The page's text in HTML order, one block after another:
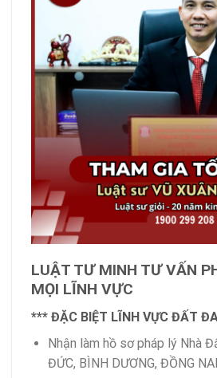
LUẬT TƯ MINH TƯ VẤN
MỌI LĨNH VỰC
*** ĐẶC BIỆT LĨNH VỰC ĐẤT
Nhận làm hồ sơ pháp lý Nhà
ĐỨC, BÌNH DƯƠNG, ĐỒNG